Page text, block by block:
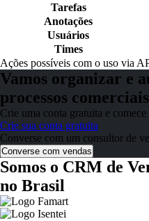
Tarefas
Anotações
Usuários
Times
Ações possíveis com o uso via
Vamos organizar e
processos
Crie uma conta gratuita e comece
Crie sua conta gratuita
Converse com um consultor de
Converse com vendas
Somos o CRM de
no Brasil